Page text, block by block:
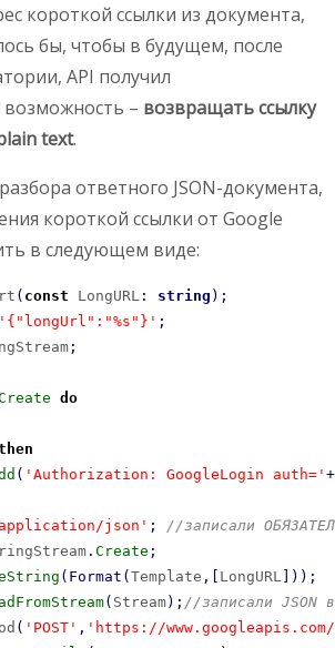
короткой ссылки из документа,
бы, чтобы в будущем, после
API получил
– возвращать ссылку
text.
ответного JSON-документа,
короткой ссылки от Google
в следующем виде:
( const LongURL : string ) ;
'{"longUrl":"%s"}' ;
;
do
( 'Authorization: GoogleLogin auth=' +
json' ;
//записали
. Create ;
( Format ( Template , LongURL ) ) ;
( Stream) ; //записали JSON
( 'POST' , 'https://